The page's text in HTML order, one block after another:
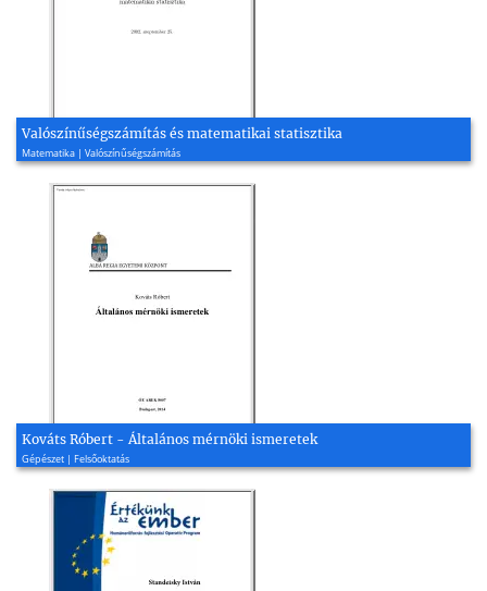
Valószínűségszámítás és matematikai statisztika
Matematika | Valószínűségszámítás
Kováts Róbert - Általános mérnöki ismeretek
Gépészet | Felsőoktatás